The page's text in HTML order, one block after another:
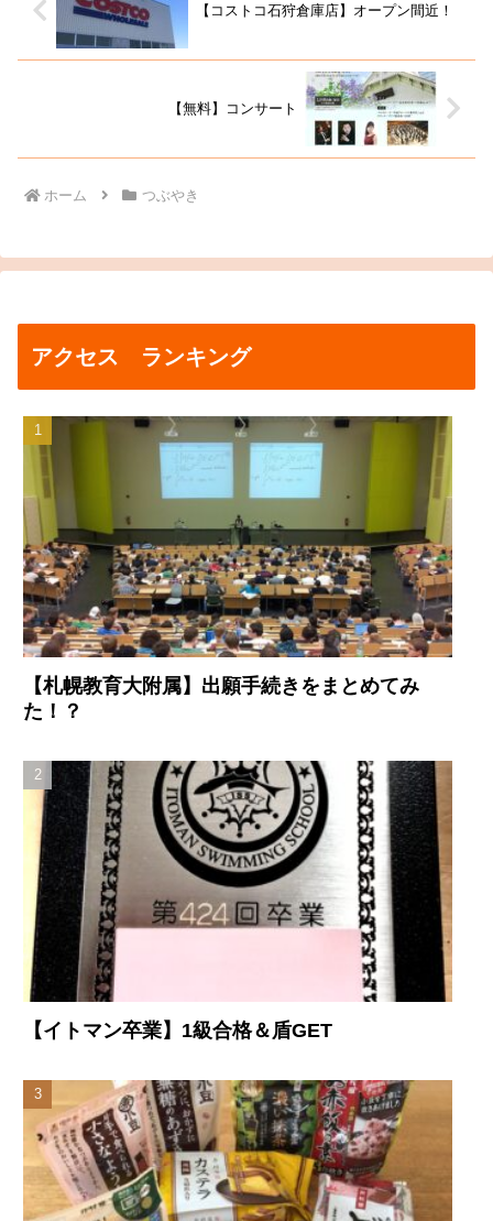
【コストコ石狩倉庫店】オープン間近！
【無料】コンサート
ホーム つぶやき
アクセス ランキング
【札幌教育大附属】出願手続きをまとめてみ
た！？
【イトマン卒業】1級合格＆盾GET